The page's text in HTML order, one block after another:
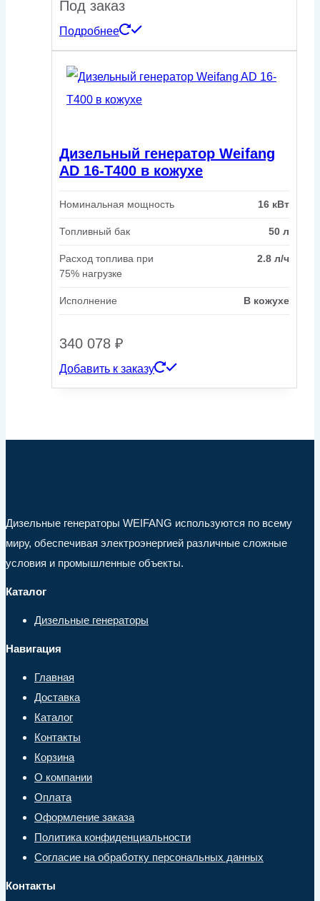
Под заказ
Подробнее
Дизельный генератор Weifang
AD 16-T400 в кожухе
Номинальная мощность 16 кВт
Топливный бак 50 л
Расход топлива при
75% нагрузке
2.8 л/ч
Исполнение В кожухе
340 078 ₽
Добавить к заказу
Дизельные генераторы WEIFANG используются по всему
миру, обеспечивая электроэнергией различные сложные
условия и промышленные объекты.
Каталог
Дизельные генераторы
Навигация
Главная
Доставка
Каталог
Контакты
Корзина
О компании
Оплата
Оформление заказа
Политика конфиденциальности
Согласие на обработку персональных данных
Контакты